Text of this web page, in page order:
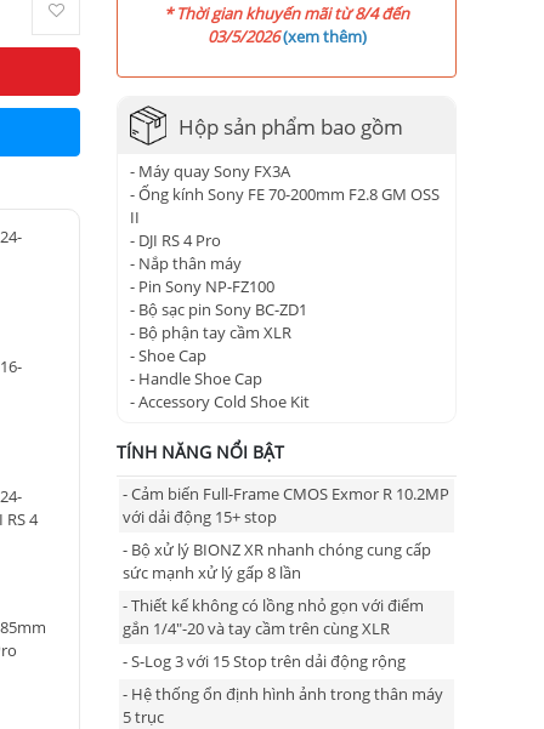
RS 4
* Thời gian khuyến mãi từ 8/4 đến
03/5/2026(xem thêm)
Hộp sản phẩm bao gồm
- Máy quay Sony FX3A
- Ống kính Sony FE 70-200mm F2.8 GM OSS
II
- DJI RS 4 Pro
- Nắp thân máy
- Pin Sony NP-FZ100
- Bộ sạc pin Sony BC-ZD1
- Bộ phận tay cầm XLR
- Shoe Cap
- Handle Shoe Cap
- Accessory Cold Shoe Kit
TÍNH NĂNG NỔI BẬT
- Cảm biến Full-Frame CMOS Exmor R 10.2MP
với dải động 15+ stop
- Bộ xử lý BIONZ XR nhanh chóng cung cấp
sức mạnh xử lý gấp 8 lần
- Thiết kế không có lồng nhỏ gọn với điểm
gắn 1/4"-20 và tay cầm trên cùng XLR
- S-Log 3 với 15 Stop trên dải động rộng
- Hệ thống ổn định hình ảnh trong thân máy
5 trục